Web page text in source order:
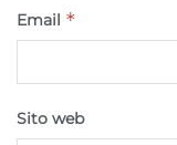
Email *
Sito web